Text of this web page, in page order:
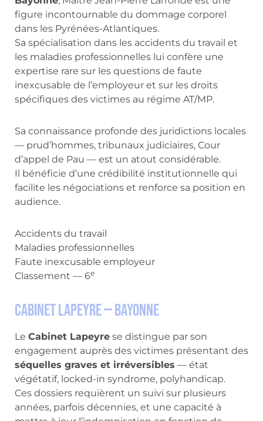
figure incontournable du dommage corporel
dans les Pyrénées-Atlantiques.
Sa spécialisation dans les accidents du travail et
les maladies professionnelles lui confère une
expertise rare sur les questions de faute
inexcusable de l’employeur et sur les droits
spécifiques des victimes au régime AT/MP.
Sa connaissance profonde des juridictions locales
— prud’hommes, tribunaux judiciaires, Cour
d’appel de Pau — est un atout considérable.
Il bénéficie d’une crédibilité institutionnelle qui
facilite les négociations et renforce sa position en
audience.
Accidents du travail
Maladies professionnelles
Faute inexcusable employeur
Classement — 6e
Cabinet Lapeyre — Bayonne
Le Cabinet Lapeyre se distingue par son
engagement auprès des victimes présentant des
séquelles graves et irréversibles — état
végétatif, locked-in syndrome, polyhandicap.
Ces dossiers requièrent un suivi sur plusieurs
années, parfois décennies, et une capacité à